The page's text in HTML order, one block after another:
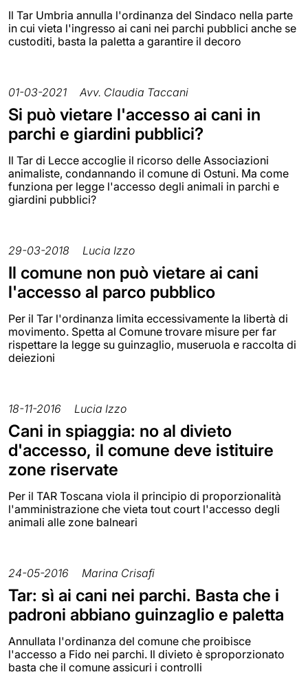
Il Tar Umbria annulla l'ordinanza del Sindaco nella parte
in cui vieta l'ingresso ai cani nei parchi pubblici anche se
custoditi, basta la paletta a garantire il decoro
01-03-2021 Avv. Claudia Taccani
Si può vietare l'accesso ai cani in
parchi e giardini pubblici?
Il Tar di Lecce accoglie il ricorso delle Associazioni
animaliste, condannando il comune di Ostuni. Ma come
funziona per legge l'accesso degli animali in parchi e
giardini pubblici?
29-03-2018 Lucia Izzo
Il comune non può vietare ai cani
l'accesso al parco pubblico
Per il Tar l'ordinanza limita eccessivamente la libertà di
movimento. Spetta al Comune trovare misure per far
rispettare la legge su guinzaglio, museruola e raccolta di
deiezioni
18-11-2016 Lucia Izzo
Cani in spiaggia: no al divieto
d'accesso, il comune deve istituire
zone riservate
Per il TAR Toscana viola il principio di proporzionalità
l'amministrazione che vieta tout court l'accesso degli
animali alle zone balneari
24-05-2016 Marina Crisafi
Tar: sì ai cani nei parchi. Basta che i
padroni abbiano guinzaglio e paletta
Annullata l'ordinanza del comune che proibisce
l'accesso a Fido nei parchi. Il divieto è sproporzionato
basta che il comune assicuri i controlli